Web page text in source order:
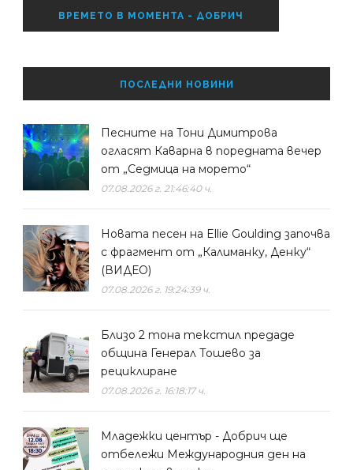
ВРЕМЕТО В МОМЕНТА - ДОБРИЧ
ПОСЛЕДНИ НОВИНИ
Песните на Тони Димитрова
огласят Каварна в поредната вечер
от „Седмица на морето“
07.08.2026 г. 21:46:40 ч.
Новата песен на Ellie Goulding започва
с фрагмент от „Калиманку, Денку“
(ВИДЕО)
07.08.2026 г. 19:24:39 ч.
Близо 2 тона текстил предаде
община Генерал Тошево за
рециклиране
07.08.2026 г. 16:18:17 ч.
Младежки център - Добрич ще
отбележи Международния ден на